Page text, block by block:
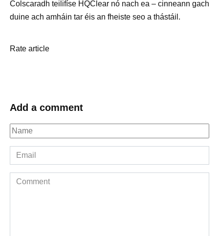
Colscaradh teilifíse HQClear nó nach ea – cinneann gach
duine ach amháin tar éis an fheiste seo a thástáil.
Rate article
Add a comment
Name
*
Email
*
Comment